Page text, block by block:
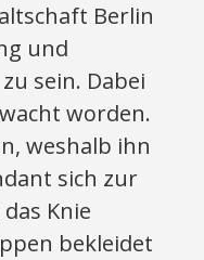
Berlin
und
sein. Dabei
worden.
weshalb ihn
sich zur
Knie
bekleidet